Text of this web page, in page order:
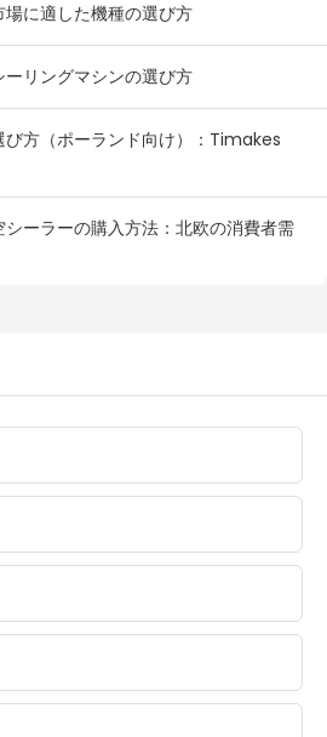
に適した機種の選び方
リングマシンの選び方
方（ポーランド向け）：Timakes
ーラーの購入方法：北欧の消費者需